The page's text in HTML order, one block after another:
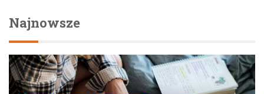
Najnowsze